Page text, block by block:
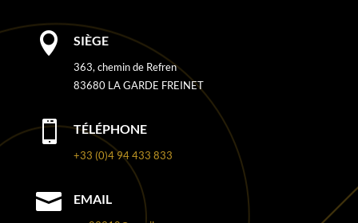
 SIÈGE
363, chemin de Refren
83680 LA GARDE FREINET
 TÉLÉPHONE
+33 (0)4 94 433 833
 EMAIL